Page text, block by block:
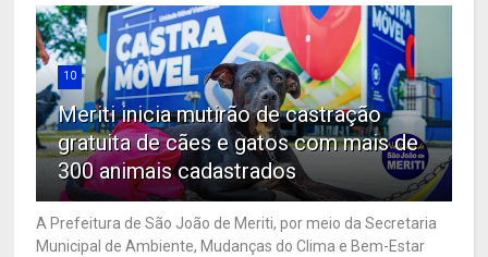
10
Meriti inicia mutirão de castração
gratuita de cães e gatos com mais de
300 animais cadastrados
A Prefeitura de São João de Meriti, por meio da Secretaria
Municipal de Ambiente, Mudanças do Clima e Bem-Estar